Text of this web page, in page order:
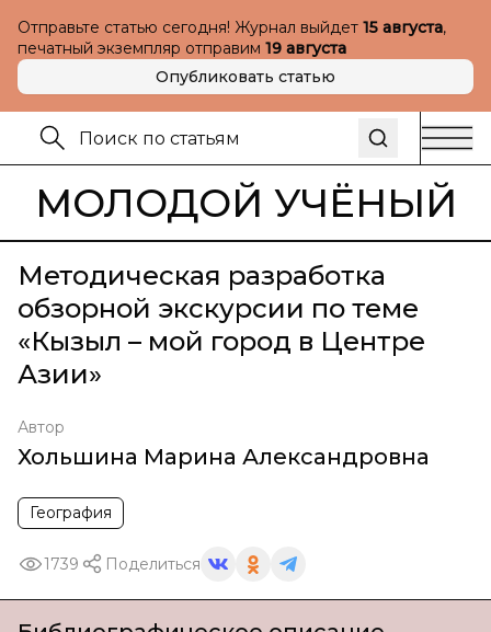
Отправьте статью сегодня! Журнал выйдет 15 августа,
печатный экземпляр отправим 19 августа
Опубликовать статью
МОЛОДОЙ УЧЁНЫЙ
Методическая разработка
обзорной экскурсии по теме
«Кызыл – мой город в Центре
Азии»
Автор
Хольшина Марина Александровна
География
1739 Поделиться